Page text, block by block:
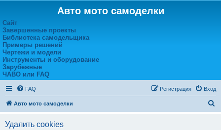
Авто мото самоделки
Сайт
Завершенные проекты
Библиотека самодельщика
Примеры решений
Чертежи и модели
Инструменты и оборудование
Зарубежные
ЧАВО или FAQ
FAQ Вход
Регистрация
Авто мото самоделки
Удалить cookies